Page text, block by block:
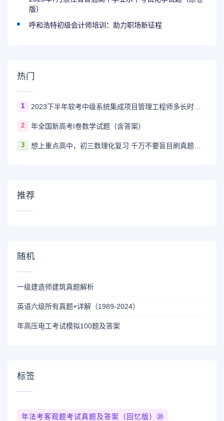
版）
呼和浩特初级会计师培训：助力职场新征程
热门
1 2023下半年软考中级系统集成项目管理工程师多长时间出成绩
2 年全国新高考I卷数学试题（含答案）
3 想上重点高中，初三数理化复习 千万不要盲目刷真题卷和模拟卷！
推荐
随机
一级建造师建筑真题解析
英语六级所有真题+详解（1989-2024）
年高压电工考试模拟100题及答案
标签
年法考客观题考试真题及答案（回忆版）⑳